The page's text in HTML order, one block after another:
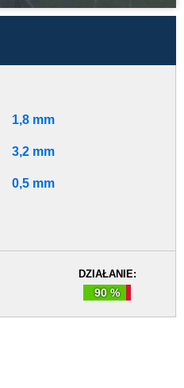
1,8 mm
3,2 mm
0,5 mm
DZIAŁANIE:
90 %